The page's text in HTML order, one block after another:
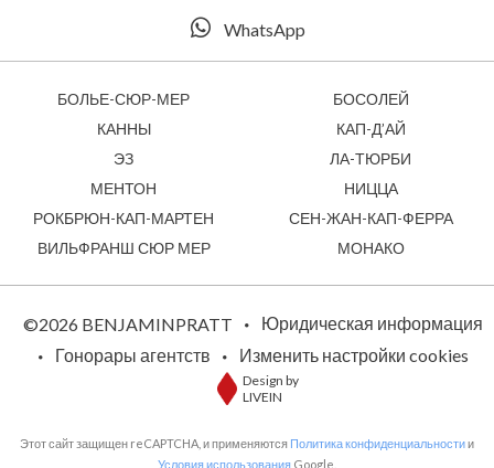
WhatsApp
БОЛЬЕ-СЮР-МЕР
БОСОЛЕЙ
КАННЫ
КАП-Д’АЙ
ЭЗ
ЛА-ТЮРБИ
МЕНТОН
НИЦЦА
РОКБРЮН-КАП-МАРТЕН
СЕН-ЖАН-КАП-ФЕРРА
ВИЛЬФРАНШ СЮР МЕР
МОНАКО
©2026 BENJAMINPRATT
Юридическая информация
Гонорары агентств
Изменить настройки cookies
Design by
LIVEIN
Этот сайт защищен reCAPTCHA, и применяются Политика конфиденциальностии
Условия использования Google.